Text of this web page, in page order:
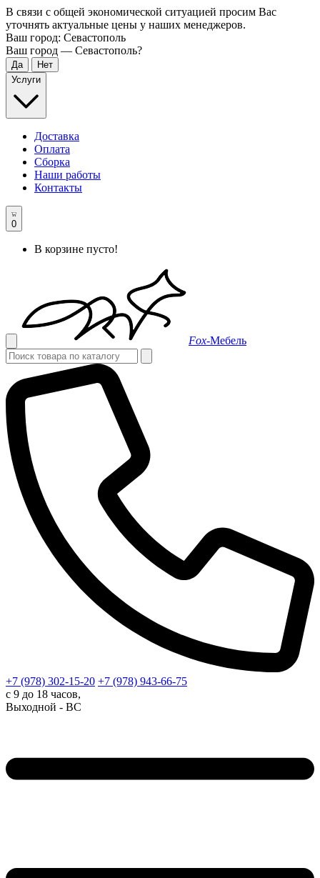
В связи с общей экономической ситуацией просим Вас
уточнять актуальные цены у наших менеджеров.
Ваш город: Севастополь
Ваш город — Севастополь?
Услуги
Доставка
Оплата
Сборка
Наши работы
Контакты
0
В корзине пусто!
Fox-Мебель
+7 (978) 302-15-20 +7 (978) 943-66-75
с 9 до 18 часов,
Выходной - ВС